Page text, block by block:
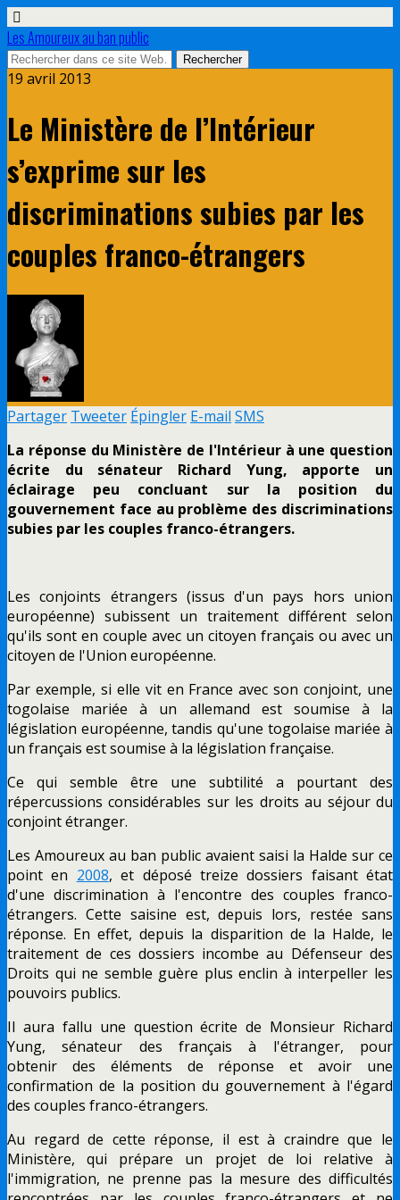
Les Amoureux au ban public
19 avril 2013
Le Ministère de l’Intérieur
s’exprime sur les
discriminations subies par les
couples franco-étrangers
Partager Tweeter Épingler E-mail SMS
La réponse du Ministère de l'Intérieur à une question
écrite du sénateur Richard Yung, apporte un
éclairage peu concluant sur la position du
gouvernement face au problème des discriminations
subies par les couples franco-étrangers.
Les conjoints étrangers (issus d'un pays hors union
européenne) subissent un traitement différent selon
qu'ils sont en couple avec un citoyen français ou avec un
citoyen de l'Union européenne.
Par exemple, si elle vit en France avec son conjoint, une
togolaise mariée à un allemand est soumise à la
législation européenne, tandis qu'une togolaise mariée à
un français est soumise à la législation française.
Ce qui semble être une subtilité a pourtant des
répercussions considérables sur les droits au séjour du
conjoint étranger.
Les Amoureux au ban public avaient saisi la Halde sur ce
point en 2008, et déposé treize dossiers faisant état
d'une discrimination à l'encontre des couples franco-
étrangers. Cette saisine est, depuis lors, restée sans
réponse. En effet, depuis la disparition de la Halde, le
traitement de ces dossiers incombe au Défenseur des
Droits qui ne semble guère plus enclin à interpeller les
pouvoirs publics.
Il aura fallu une question écrite de Monsieur Richard
Yung, sénateur des français à l'étranger, pour
obtenir des éléments de réponse et avoir une
confirmation de la position du gouvernement à l'égard
des couples franco-étrangers.
Au regard de cette réponse, il est à craindre que le
Ministère, qui prépare un projet de loi relative à
l'immigration, ne prenne pas la mesure des difficultés